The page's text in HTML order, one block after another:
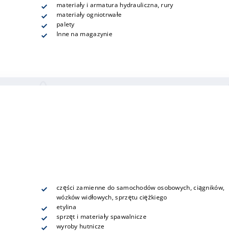
materiały i armatura hydrauliczna, rury
materiały ogniotrwałe
palety
Inne na magazynie
części zamienne do samochodów osobowych, ciągników,
wózków widłowych, sprzętu ciężkiego
etylina
sprzęt i materiały spawalnicze
wyroby hutnicze